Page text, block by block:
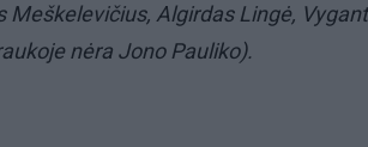
Meškelevičius, Algirdas Lingė,
nėra Jono Pauliko).